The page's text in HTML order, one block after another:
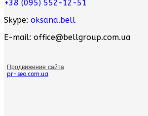
+38 (095) 552-12-51
Skype: oksana.bell
E-mail: office@bellgroup.com.ua
Продвижение сайта
pr-seo.com.ua